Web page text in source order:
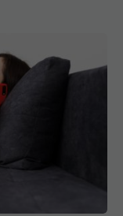
îți poate